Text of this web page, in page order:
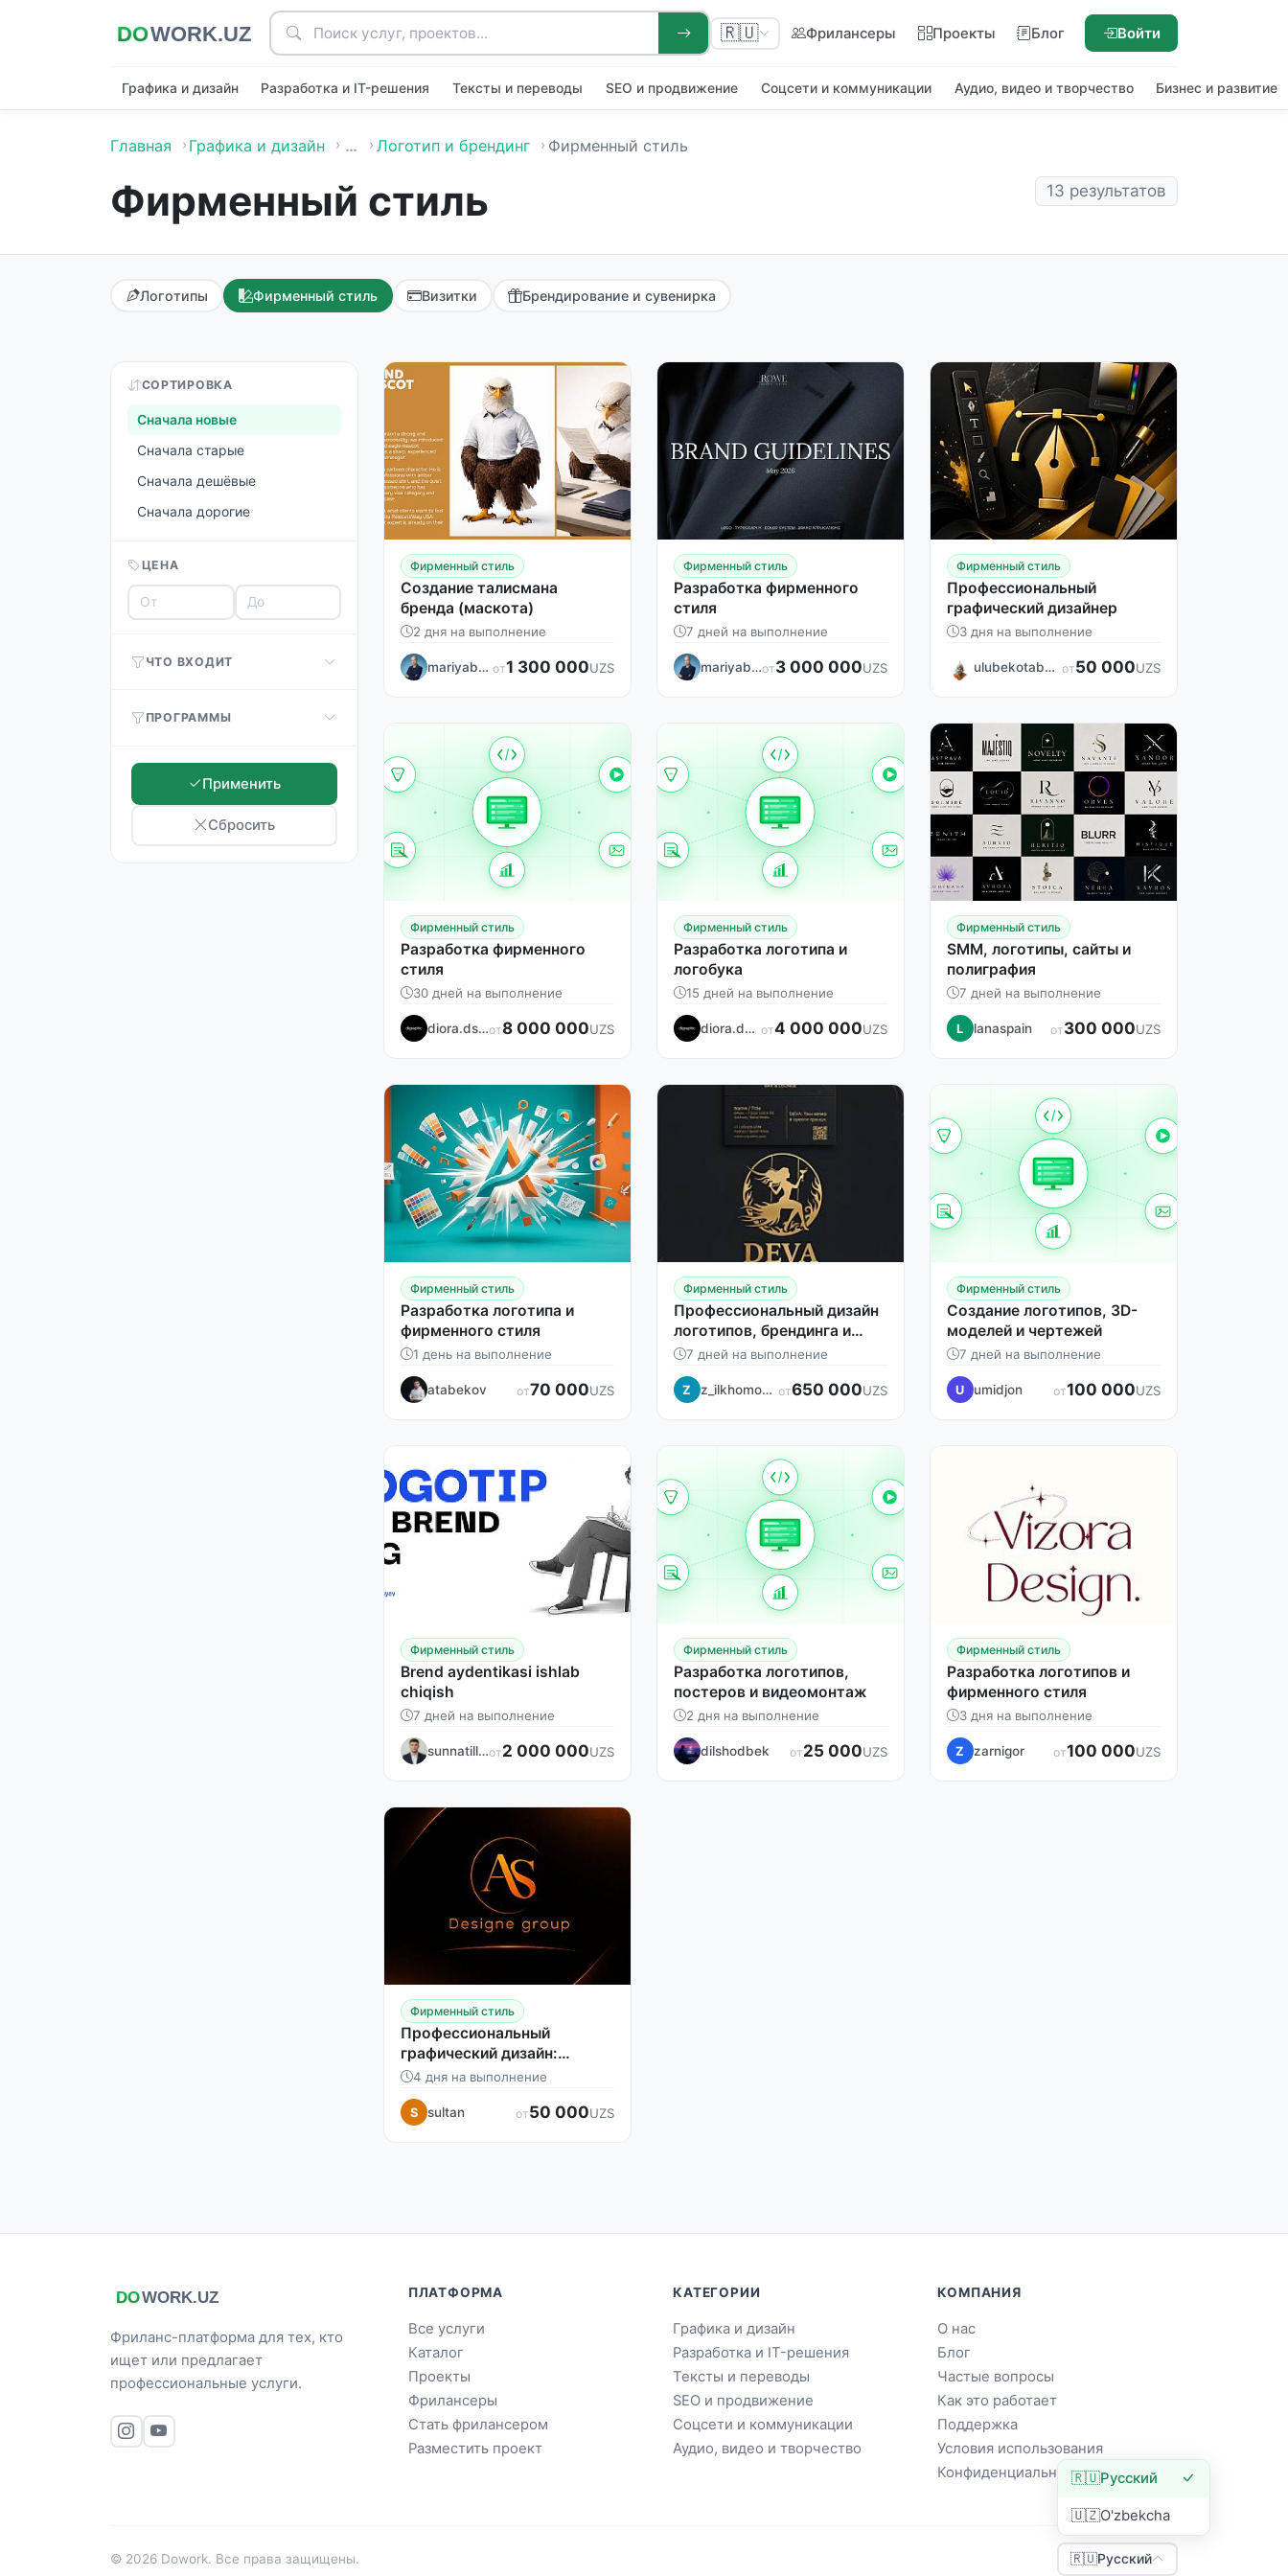
🇷🇺 Фрилансеры Проекты Блог Войти
Графика и дизайн Разработка и IT-решения Тексты и переводы SEO и продвижение Соцсети и коммуникации Аудио, видео и творчество Бизнес и развитие
Главная Графика и дизайн … Логотип и брендинг Фирменный стиль
Фирменный стиль 13 результатов
Логотипы Фирменный стиль Визитки Брендирование и сувенирка
СОРТИРОВКА
Сначала новые
Сначала старые
Сначала дешёвые
Сначала дорогие
ЦЕНА
ЧТО ВХОДИТ
ПРОГРАММЫ
Применить
Сбросить
Фирменный стиль
Создание талисмана
бренда (маскота)
2 дня на выполнение
mariyaban от1 300 000UZS
Фирменный стиль
Разработка фирменного
стиля
7 дней на выполнение
mariyabanот3 000 000UZS
Фирменный стиль
Профессиональный
графический дизайнер
3 дня на выполнение
ulubekotabekov от50 000UZS
Фирменный стиль
Разработка фирменного
стиля
30 дней на выполнение
diora.dsgnот8 000 000UZS
Фирменный стиль
Разработка логотипа и
логобука
15 дней на выполнение
diora.dsgn от4 000 000UZS
Фирменный стиль
SMM, логотипы, сайты и
полиграфия
7 дней на выполнение
L lanaspain от300 000UZS
Фирменный стиль
Разработка логотипа и
фирменного стиля
1 день на выполнение
atabekov от70 000UZS
Фирменный стиль
Профессиональный дизайн
логотипов, брендинга и
карточек для
7 дней на выполнение
Z z_ilkhomovna от650 000UZS
Фирменный стиль
Создание логотипов, 3D-
моделей и чертежей
7 дней на выполнение
U umidjon от100 000UZS
Фирменный стиль
Brend aydentikasi ishlab
chiqish
7 дней на выполнение
sunnatillo_designerот2 000 000UZS
Фирменный стиль
Разработка логотипов,
постеров и видеомонтаж
2 дня на выполнение
dilshodbek от25 000UZS
Фирменный стиль
Разработка логотипов и
фирменного стиля
3 дня на выполнение
Z zarnigor от100 000UZS
Фирменный стиль
Профессиональный
графический дизайн:
логотипы, баннеры, визитки
4 дня на выполнение
S sultan от50 000UZS
Фриланс-платформа для тех, кто
ищет или предлагает
профессиональные услуги.
ПЛАТФОРМА
Все услуги
Каталог
Проекты
Фрилансеры
Стать фрилансером
Разместить проект
КАТЕГОРИИ
Графика и дизайн
Разработка и IT-решения
Тексты и переводы
SEO и продвижение
Соцсети и коммуникации
Аудио, видео и творчество
КОМПАНИЯ
О нас
Блог
Частые вопросы
Как это работает
Поддержка
Условия использования
Конфиденциальность
© 2026 Dowork. Все права защищены. 🇷🇺Русский
🇷🇺Русский
🇺🇿O'zbekcha